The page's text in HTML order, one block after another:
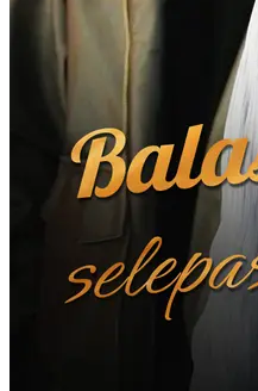
Balas Dendam yang
Hilda akhirnya akan bertemu
Hannah, yang terpisah sejak
nyaris tewas akibat
mengungkap kebenaran, Hilda
memulai permainan balas